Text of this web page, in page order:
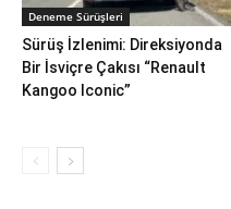
Deneme Sürüşleri
Sürüş İzlenimi: Direksiyonda
Bir İsviçre Çakısı “Renault
Kangoo Iconic”